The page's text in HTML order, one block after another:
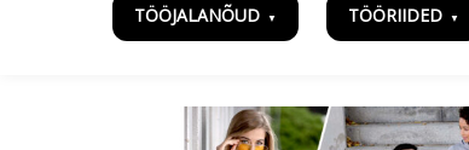
TÖÖJALANÕUD TÖÖRIIDED